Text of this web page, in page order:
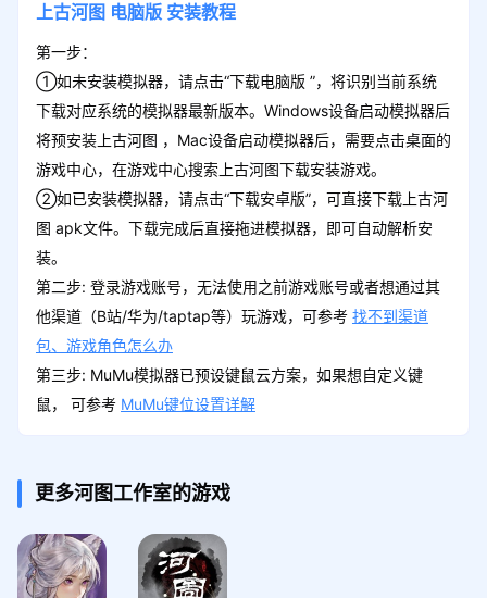
上古河图 电脑版 安装教程
第一步：
①如未安装模拟器，请点击“下载电脑版 ”，将识别当前系统
下载对应系统的模拟器最新版本。Windows设备启动模拟器后
将预安装上古河图 ，Mac设备启动模拟器后，需要点击桌面的
游戏中心，在游戏中心搜索上古河图下载安装游戏。
②如已安装模拟器，请点击“下载安卓版”，可直接下载上古河
图 apk文件。下载完成后直接拖进模拟器，即可自动解析安
装。
第二步: 登录游戏账号，无法使用之前游戏账号或者想通过其
他渠道（B站/华为/taptap等）玩游戏，可参考 找不到渠道
包、游戏角色怎么办
第三步: MuMu模拟器已预设键鼠云方案，如果想自定义键
鼠， 可参考 MuMu键位设置详解
更多河图工作室的游戏